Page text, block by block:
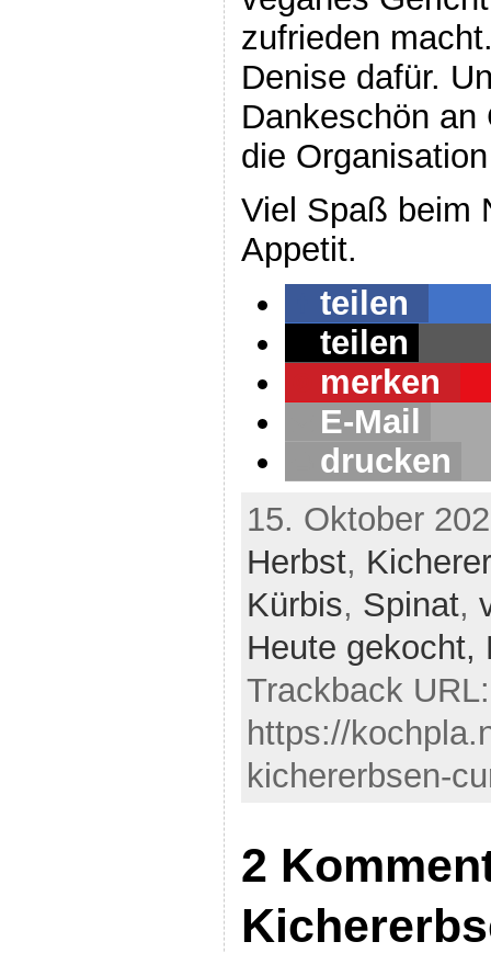
zufrieden
Denise dafür.
Dankeschön an
die
Viel Spaß beim
Appetit.
teilen
teilen
merken
E-Mail
drucken
15. Oktober
Herbst,
Kürbis, Spinat,
Heute gekocht,
Trackback URL:
https://
kichererbsen-
2